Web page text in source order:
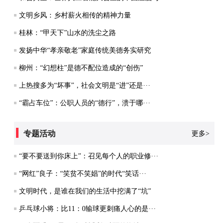
文明乡风：乡村薪火相传的精神力量
桂林：“甲天下”山水的洗尘之路
发扬中华“孝亲敬老”家庭传统美德务实研究
柳州：“幻想柱”是德不配位造成的“创伤”
上热搜多为“坏事”，社会文明是“进”还是···
“霸占车位”：公职人员的“德行”，溃于哪···
专题活动 更多>
“要不要送到你床上”：召见每个人的职业修···
“网红”良子：“笑贫不笑娼”的时代“笑话···
文明时代，是谁在我们的生活中挖满了“坑”
乒乓球小将：比11：0输球更刺痛人心的是···